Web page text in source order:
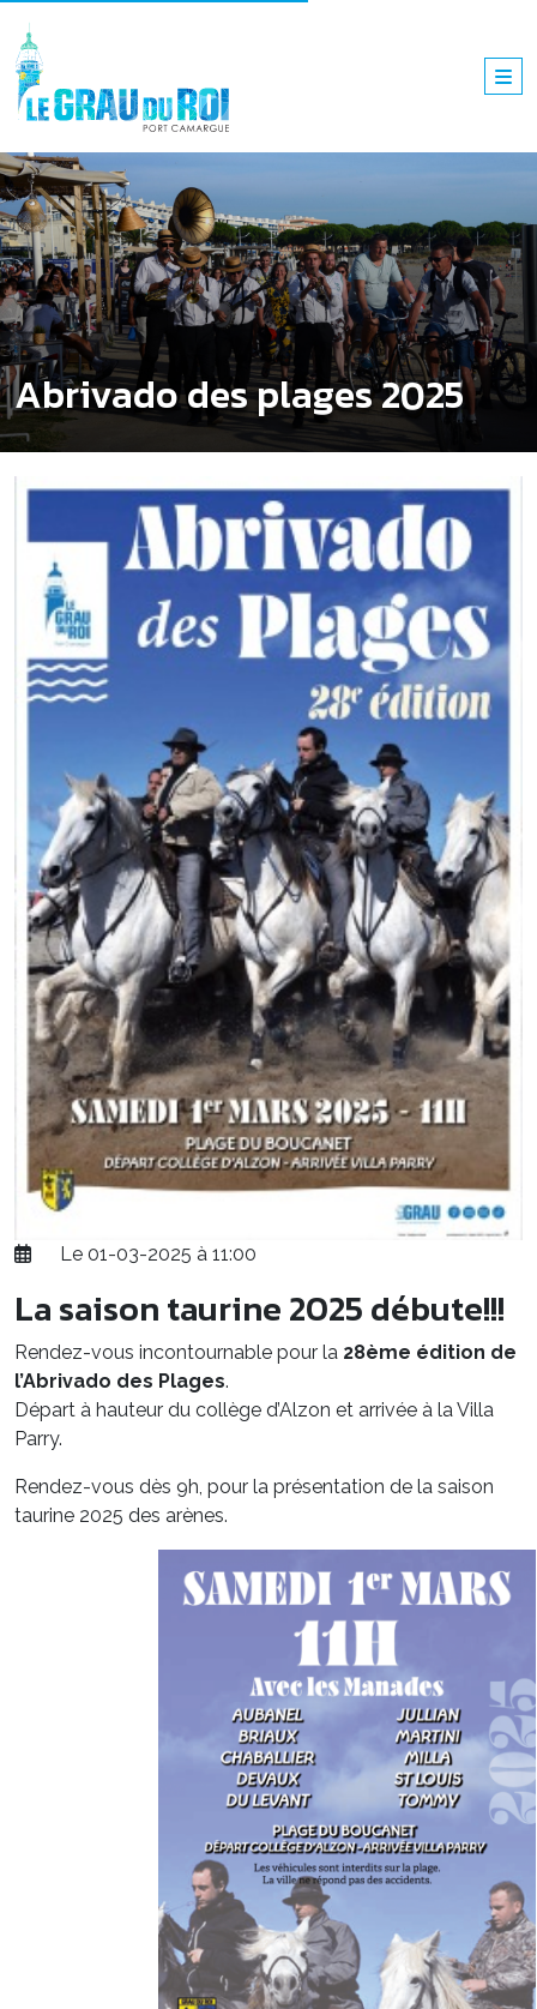
Abrivado des plages 2025
Le 01-03-2025 à 11:00
La saison taurine 2025 débute!!!
Rendez-vous incontournable pour la 28ème édition de
l’Abrivado des Plages.
Départ à hauteur du collège d’Alzon et arrivée à la Villa
Parry.
Rendez-vous dès 9h, pour la présentation de la saison
taurine 2025 des arènes.